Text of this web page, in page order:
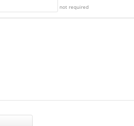
not required